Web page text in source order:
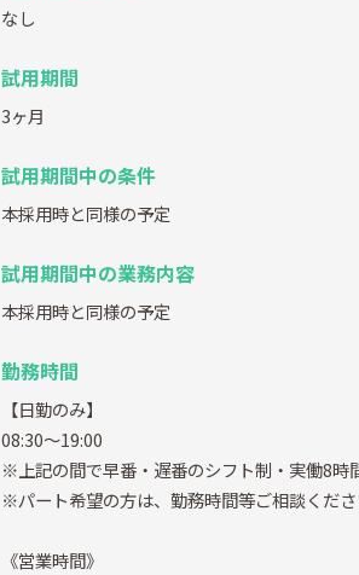
なし
試用期間
3ヶ月
試用期間中の条件
本採用時と同様の予定
試用期間中の業務内容
本採用時と同様の予定
勤務時間
【日勤のみ】
08:30～19:00
※上記の間で早番・遅番のシフト制・実働8時
※パート希望の方は、勤務時間等ご相談くだ
《営業時間》